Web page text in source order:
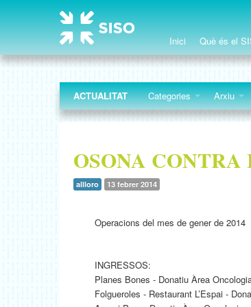
Inici Què és el
ACTUALITAT Categories Arxiu
OSONA
allloro 13 febrer 2014
Operacions del mes de gener de 2014
INGRESSOS:
Planes Bones - Donatiu Àrea
Folgueroles - Restaurant L’Espai -